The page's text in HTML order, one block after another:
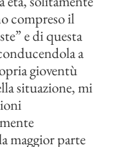
compreso il
e di questa
a
gioventù
situazione, mi
maggior parte